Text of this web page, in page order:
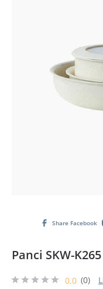
Share Facebook
Panci SKW-
0.0 (0)